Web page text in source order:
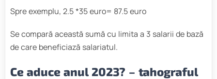
Spre exemplu, 2.5 *35 euro= 87.5 euro
Se compară această sumă cu limita a 3 salarii de bază
de care beneficiază salariatul.
Ce aduce anul 2023? – tahograful